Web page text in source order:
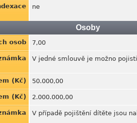
ne
Osoby
osob 7,00
V jedné smlouvě je možno
(Kč) 50.000,00
(Kč) 2.000.000,00
V případě pojištění dítěte jsou